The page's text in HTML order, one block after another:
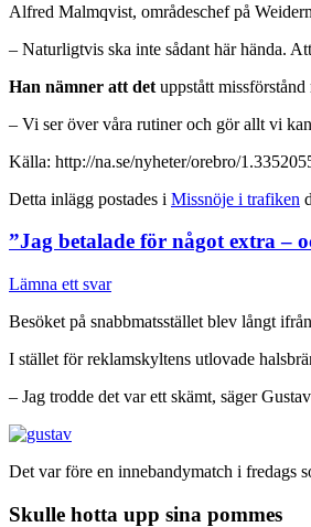
Alfred Malmqvist, områdeschef på
– Naturligtvis ska inte sådant här hända.
Han nämner att det uppstått
– Vi ser över våra rutiner och gör allt vi
Källa: http://na.se/nyheter/orebro/
Detta inlägg postades i Missnöje i trafiken
”Jag betalade för något extra –
Lämna ett svar
Besöket på snabbmatsstället blev långt
I stället för reklamskyltens utlovade
– Jag trodde det var ett skämt, säger
Det var före en innebandymatch i fredags
Skulle hotta upp sina pommes